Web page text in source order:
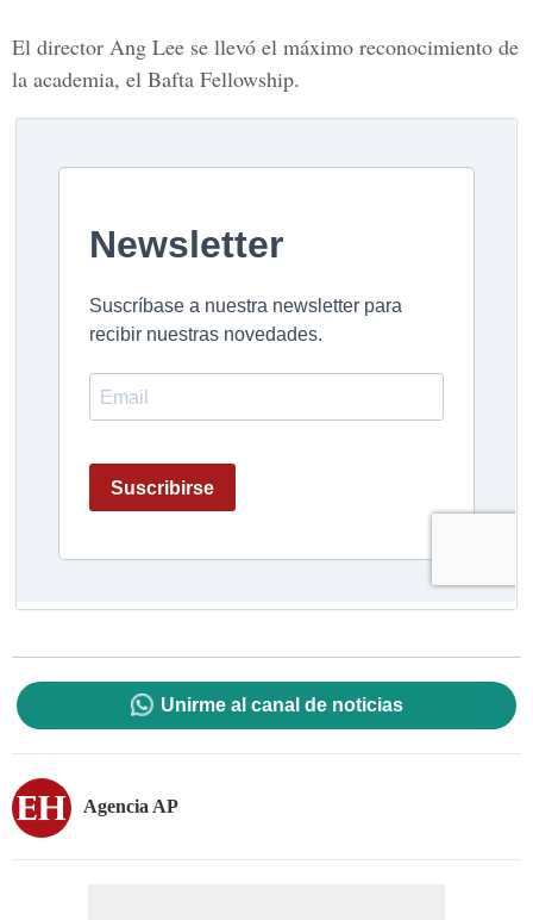
El director Ang Lee se llevó el máximo reconocimiento de
la academia, el Bafta Fellowship.
Unirme al canal de noticias
Agencia AP